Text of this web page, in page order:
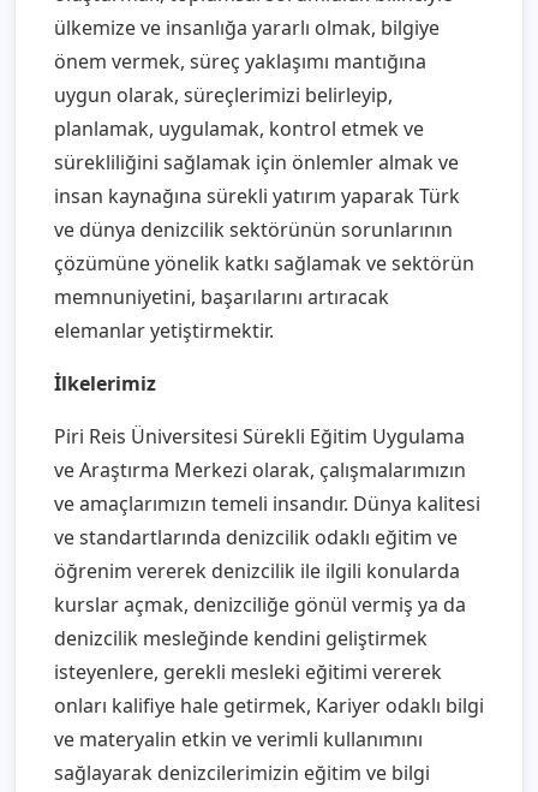
ülkemize ve insanlığa yararlı olmak, bilgiye
önem vermek, süreç yaklaşımı mantığına
uygun olarak, süreçlerimizi belirleyip,
planlamak, uygulamak, kontrol etmek ve
sürekliliğini sağlamak için önlemler almak ve
insan kaynağına sürekli yatırım yaparak Türk
ve dünya denizcilik sektörünün sorunlarının
çözümüne yönelik katkı sağlamak ve sektörün
memnuniyetini, başarılarını artıracak
elemanlar yetiştirmektir.
İlkelerimiz
Piri Reis Üniversitesi Sürekli Eğitim Uygulama
ve Araştırma Merkezi olarak, çalışmalarımızın
ve amaçlarımızın temeli insandır. Dünya kalitesi
ve standartlarında denizcilik odaklı eğitim ve
öğrenim vererek denizcilik ile ilgili konularda
kurslar açmak, denizciliğe gönül vermiş ya da
denizcilik mesleğinde kendini geliştirmek
isteyenlere, gerekli mesleki eğitimi vererek
onları kalifiye hale getirmek, Kariyer odaklı bilgi
ve materyalin etkin ve verimli kullanımını
sağlayarak denizcilerimizin eğitim ve bilgi